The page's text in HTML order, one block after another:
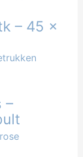
– 45 x
–